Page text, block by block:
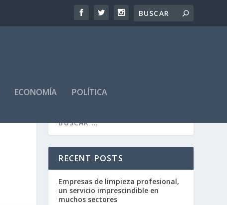
ECONOMÍA POLÍTICA
RECENT POSTS
Empresas de limpieza profesional,
un servicio imprescindible en
muchos sectores